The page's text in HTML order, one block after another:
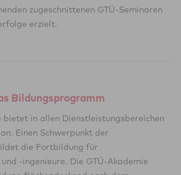
zugeschnittenen GTÜ-Seminaren
erzielt.
Bildungsprogramm
bietet in allen Dienstleistungsbereichen
Einen Schwerpunkt der
die Fortbildung für
-ingenieure. Die GTÜ-Akademie